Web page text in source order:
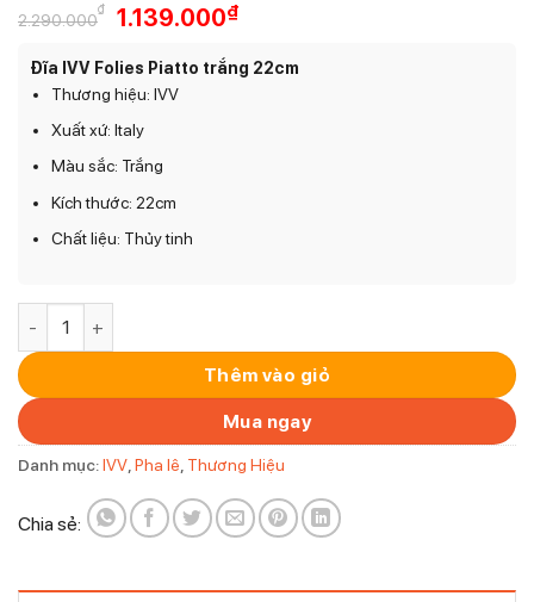
2.290.000
₫
Giá
là:
2.290.000₫.
1.139.000₫
tại
Đĩa IVV Folies Piatto trắng 22cm
Thương hiệu: IVV
Xuất xứ: Italy
Màu sắc: Trắng
Kích thước: 22cm
Chất liệu: Thủy tinh
Đĩa IVV Folies Piatto trắng 22cm số lượng
Thêm vào giỏ
Mua ngay
Danh mục:IVV Pha lê Thương Hiệu
Chia sẻ: